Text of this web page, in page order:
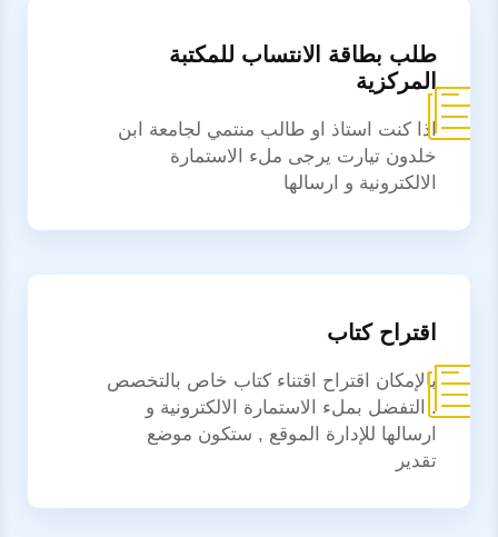
طلب بطاقة الانتساب للمكتبة
المركزية
اذا كنت استاذ او طالب منتمي لجامعة ابن
خلدون تيارت يرجى ملء الاستمارة
الالكترونية و ارسالها
اقتراح كتاب
بالإمكان اقتراح اقتناء كتاب خاص بالتخصص
. التفضل بملء الاستمارة الالكترونية و
ارسالها للإدارة الموقع , ستكون موضع
تقدير